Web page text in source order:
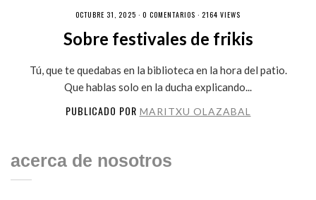
OCTUBRE 31, 2025 · 0 COMENTARIOS · 2164 VIEWS
Sobre festivales de frikis
Tú, que te quedabas en la biblioteca en la hora del patio.
Que hablas solo en la ducha explicando...
PUBLICADO POR MARITXU OLAZABAL
acerca de nosotros